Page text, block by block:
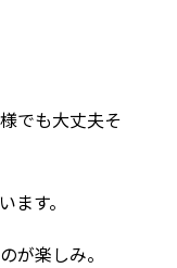
でも大丈夫そ
ます。
が楽しみ。